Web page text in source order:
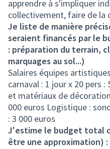
apprendre à s'impliquer
collectivement, faire de la
Je liste de manière
seraient financés par le
: préparation du terrain,
marquages au sol...)
Salaires équipes
carnaval : 1 jour x 20 pers
et matériaux de
000 euros Logistique :
: 3 000 euros
J'estime le budget total
être une approximation) :